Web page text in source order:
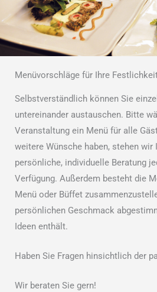
Menüvorschläge für Ihre
Selbstverständlich können Sie
untereinander austauschen. Bitte
Veranstaltung ein Menü für alle
weitere Wünsche haben, stehen wir
persönliche, individuelle Beratung
Verfügung. Außerdem besteht die
Menü oder Büffet
persönlichen Geschmack
Ideen enthält.
Haben Sie Fragen hinsichtlich der
Wir beraten Sie gern!